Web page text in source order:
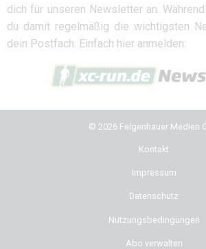
dich für unseren Newsletter an.
du damit regelmäßig die wichtigsten
dein Postfach. Einfach hier anmelden:
© 2026 Felgenhauer Medien
Kontakt
Impressum
Datenschutz
Nutzungsbedingungen
Abo verwalten